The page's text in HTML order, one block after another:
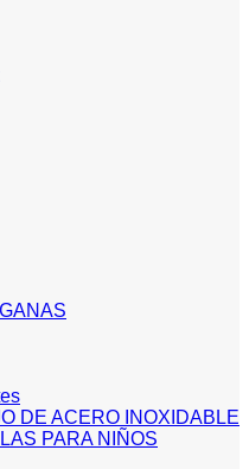
DE ACERO INOXIDABLE
PARA NIÑOS